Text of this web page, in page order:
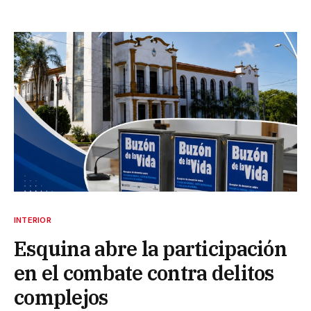
INTERIOR
Esquina abre la participación
en el combate contra delitos
complejos